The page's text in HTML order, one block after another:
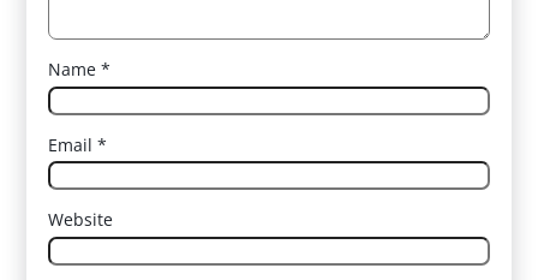
Name*
Email*
Website